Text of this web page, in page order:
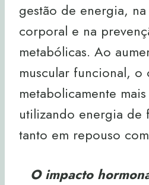
gestão de energia,
corporal e na
metabólicas. Ao
muscular funcional, o
metabolicamente
utilizando energia de
tanto em repouso
O impacto